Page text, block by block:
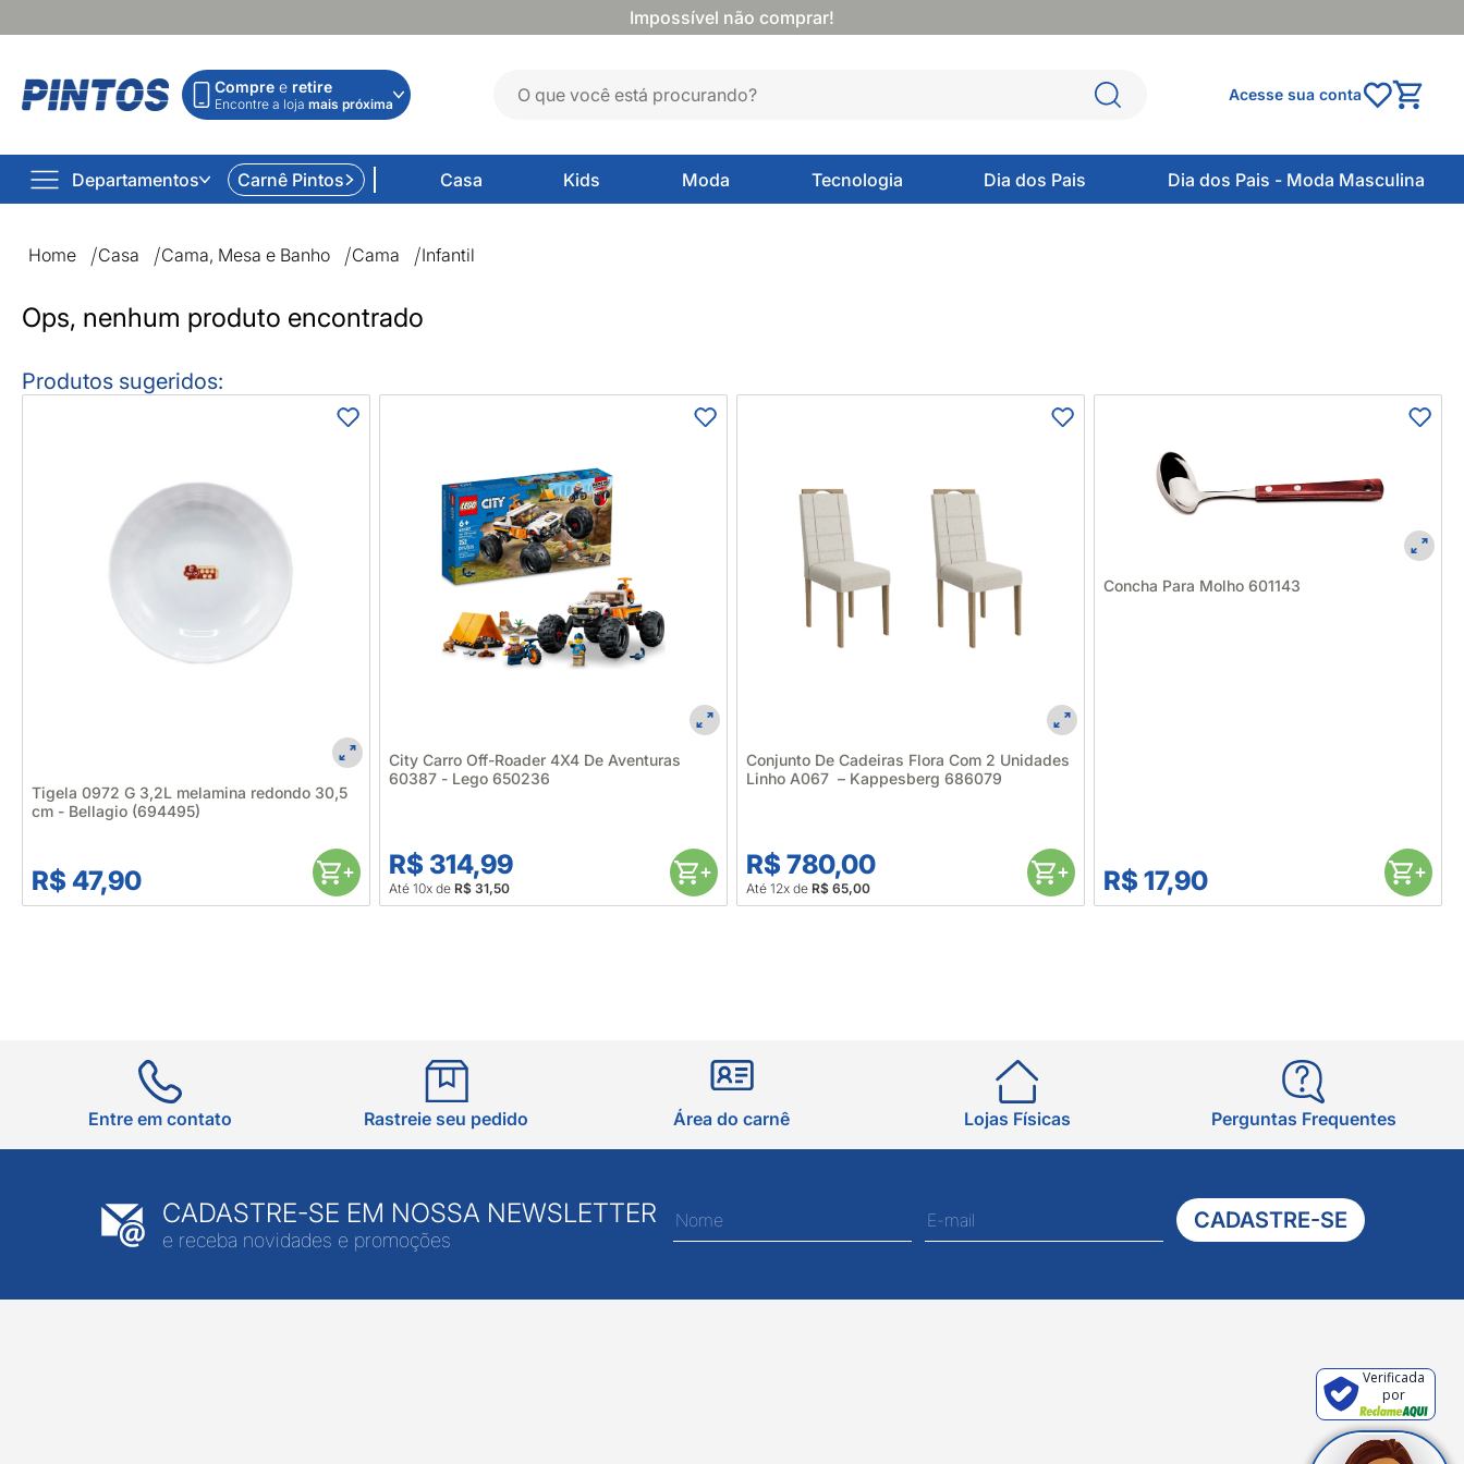
Impossível não comprar!
Compre e retire
Encontre a loja mais próxima
Acesse sua conta
Departamentos Carnê Pintos Casa Kids Moda Tecnologia Dia dos Pais Dia dos Pais - Moda Masculina
Home
Casa Cama, Mesa e Banho Cama Infantil
Ops, nenhum produto encontrado
Produtos sugeridos:
Tigela 0972 G 3,2L melamina redondo 30,5
cm - Bellagio (694495)
R$ 47,90
City Carro Off-Roader 4X4 De Aventuras
60387 - Lego 650236
R$ 314,99
Até 10x de R$ 31,50
Conjunto De Cadeiras Flora Com 2 Unidades
Linho A067 – Kappesberg 686079
R$ 780,00
Até 12x de R$ 65,00
Concha Para Molho 601143
R$ 17,90
Entre em contato Rastreie seu pedido Área do carnê Lojas Físicas Perguntas Frequentes
CADASTRE-SE EM NOSSA NEWSLETTER
e receba novidades e promoções
CADASTRE-SE
Verificada
por